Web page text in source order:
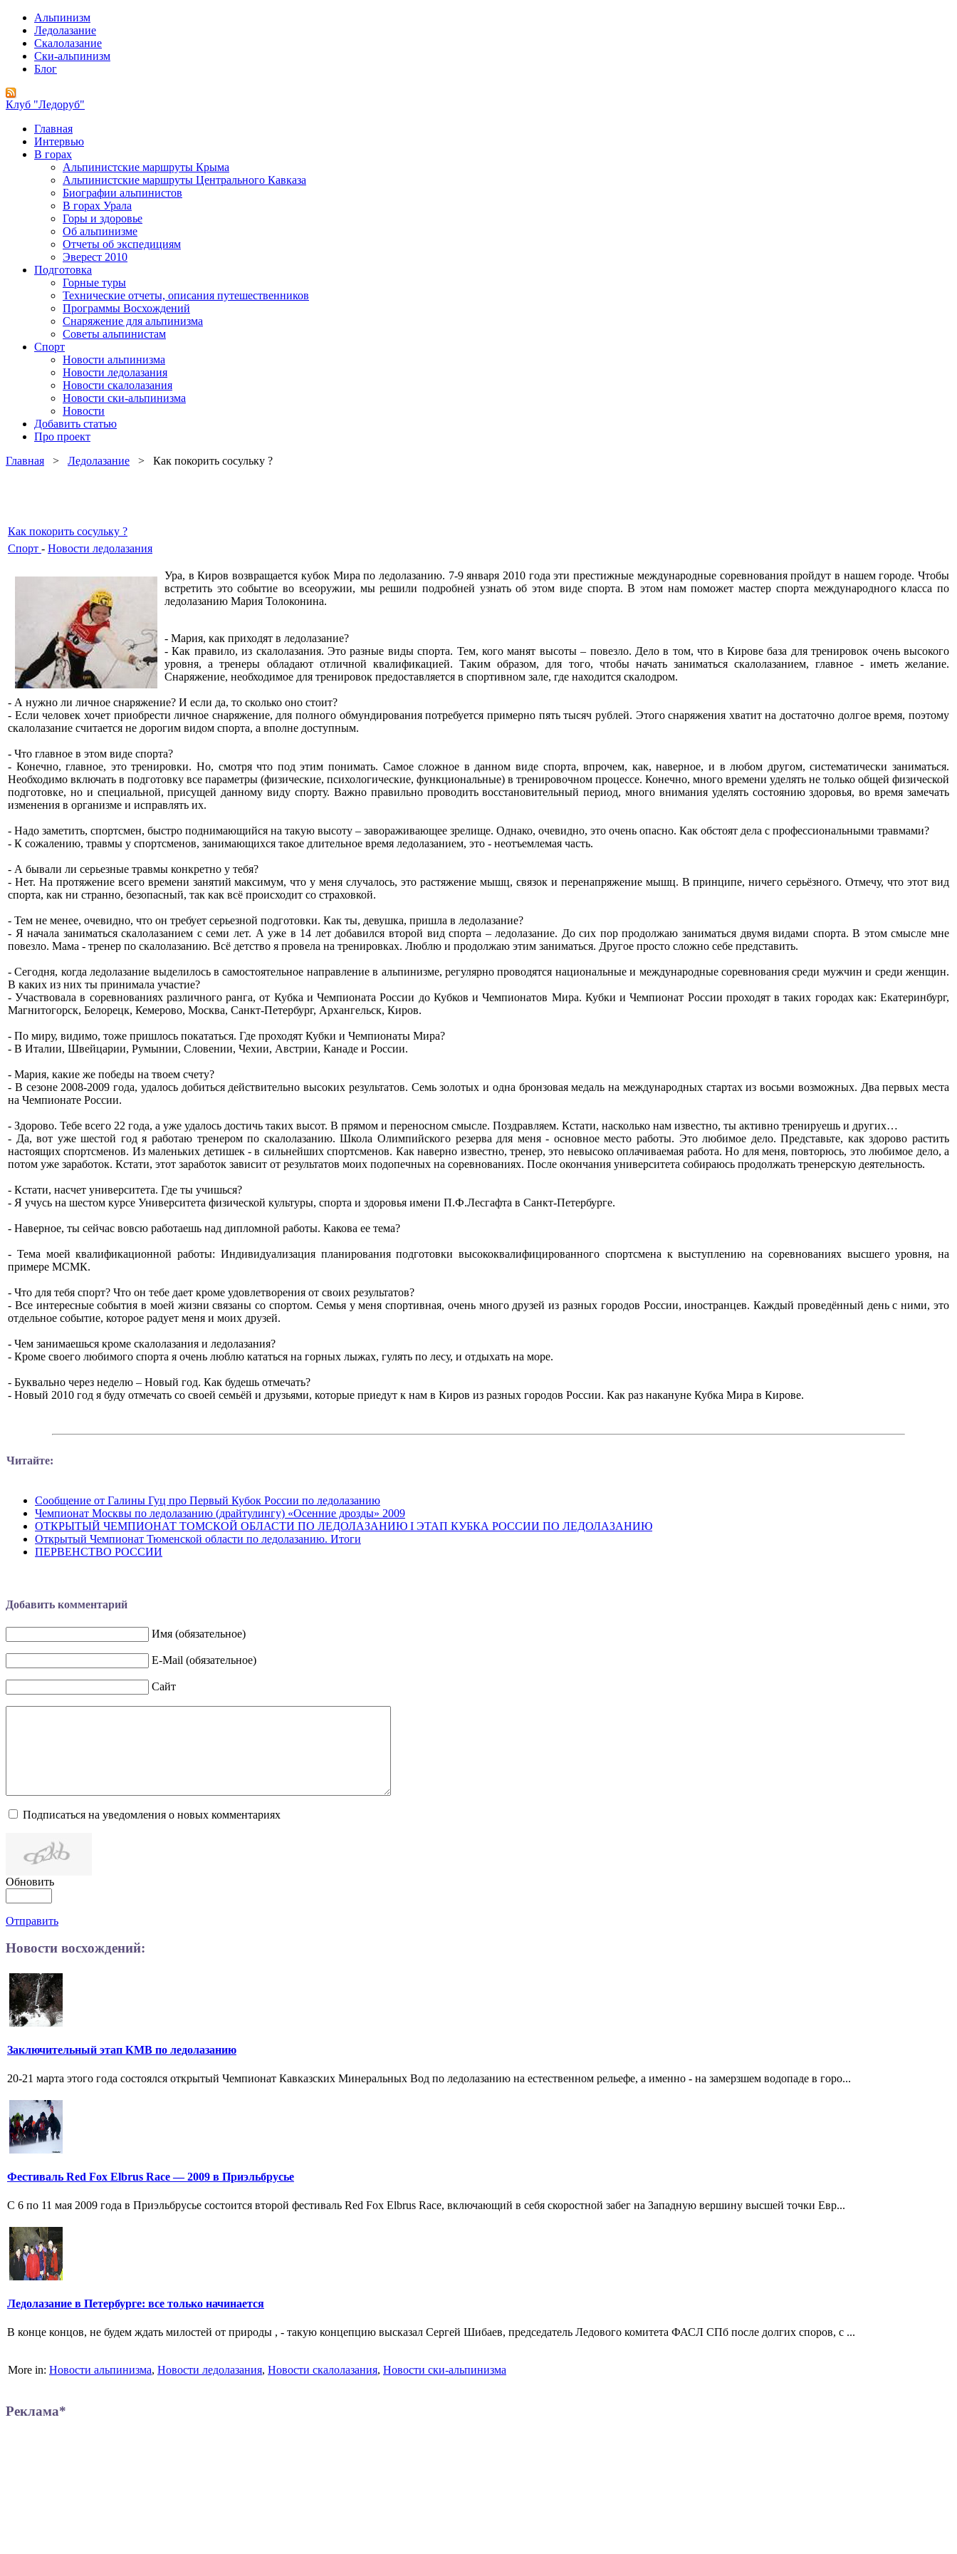
Альпинизм
Ледолазание
Скалолазание
Ски-альпинизм
Блог
Клуб "Ледоруб"
Главная
Интервью
В горах
Альпинистские маршруты Крыма
Альпинистские маршруты Центрального Кавказа
Биографии альпинистов
В горах Урала
Горы и здоровье
Об альпинизме
Отчеты об экспедициям
Эверест 2010
Подготовка
Горные туры
Технические отчеты, описания путешественников
Программы Восхождений
Снаряжение для альпинизма
Советы альпинистам
Спорт
Новости альпинизма
Новости ледолазания
Новости скалолазания
Новости ски-альпинизма
Новости
Добавить статью
Про проект
Главная > Ледолазание > Как покорить сосульку ?
Как покорить сосульку ?
Спорт - Новости ледолазания
Ура, в Киров возвращается кубок Мира по ледолазанию. 7-9 января 2010 года эти престижные международные соревнования пройдут в нашем городе. Чтобы
встретить это событие во всеоружии, мы решили подробней узнать об этом виде спорта. В этом нам поможет мастер спорта международного класса по
ледолазанию Мария Толоконина.
- Мария, как приходят в ледолазание?
- Как правило, из скалолазания. Это разные виды спорта. Тем, кого манят высоты – повезло. Дело в том, что в Кирове база для тренировок очень высокого
уровня, а тренеры обладают отличной квалификацией. Таким образом, для того, чтобы начать заниматься скалолазанием, главное - иметь желание.
Снаряжение, необходимое для тренировок предоставляется в спортивном зале, где находится скалодром.
- А нужно ли личное снаряжение? И если да, то сколько оно стоит?
- Если человек хочет приобрести личное снаряжение, для полного обмундирования потребуется примерно пять тысяч рублей. Этого снаряжения хватит на достаточно долгое время, поэтому
скалолазание считается не дорогим видом спорта, а вполне доступным.
- Что главное в этом виде спорта?
- Конечно, главное, это тренировки. Но, смотря что под этим понимать. Самое сложное в данном виде спорта, впрочем, как, наверное, и в любом другом, систематически заниматься.
Необходимо включать в подготовку все параметры (физические, психологические, функциональные) в тренировочном процессе. Конечно, много времени уделять не только общей физической
подготовке, но и специальной, присущей данному виду спорту. Важно правильно проводить восстановительный период, много внимания уделять состоянию здоровья, во время замечать
изменения в организме и исправлять их.
- Надо заметить, спортсмен, быстро поднимающийся на такую высоту – завораживающее зрелище. Однако, очевидно, это очень опасно. Как обстоят дела с профессиональными травмами?
- К сожалению, травмы у спортсменов, занимающихся такое длительное время ледолазанием, это - неотъемлемая часть.
- А бывали ли серьезные травмы конкретно у тебя?
- Нет. На протяжение всего времени занятий максимум, что у меня случалось, это растяжение мышц, связок и перенапряжение мышц. В принципе, ничего серьёзного. Отмечу, что этот вид
спорта, как ни странно, безопасный, так как всё происходит со страховкой.
- Тем не менее, очевидно, что он требует серьезной подготовки. Как ты, девушка, пришла в ледолазание?
- Я начала заниматься скалолазанием с семи лет. А уже в 14 лет добавился второй вид спорта – ледолазание. До сих пор продолжаю заниматься двумя видами спорта. В этом смысле мне
повезло. Мама - тренер по скалолазанию. Всё детство я провела на тренировках. Люблю и продолжаю этим заниматься. Другое просто сложно себе представить.
- Сегодня, когда ледолазание выделилось в самостоятельное направление в альпинизме, регулярно проводятся национальные и международные соревнования среди мужчин и среди женщин.
В каких из них ты принимала участие?
- Участвовала в соревнованиях различного ранга, от Кубка и Чемпионата России до Кубков и Чемпионатов Мира. Кубки и Чемпионат России проходят в таких городах как: Екатеринбург,
Магнитогорск, Белорецк, Кемерово, Москва, Санкт-Петербург, Архангельск, Киров.
- По миру, видимо, тоже пришлось покататься. Где проходят Кубки и Чемпионаты Мира?
- В Италии, Швейцарии, Румынии, Словении, Чехии, Австрии, Канаде и России.
- Мария, какие же победы на твоем счету?
- В сезоне 2008-2009 года, удалось добиться действительно высоких результатов. Семь золотых и одна бронзовая медаль на международных стартах из восьми возможных. Два первых места
на Чемпионате России.
- Здорово. Тебе всего 22 года, а уже удалось достичь таких высот. В прямом и переносном смысле. Поздравляем. Кстати, насколько нам известно, ты активно тренируешь и других…
- Да, вот уже шестой год я работаю тренером по скалолазанию. Школа Олимпийского резерва для меня - основное место работы. Это любимое дело. Представьте, как здорово растить
настоящих спортсменов. Из маленьких детишек - в сильнейших спортсменов. Как наверно известно, тренер, это невысоко оплачиваемая работа. Но для меня, повторюсь, это любимое дело, а
потом уже заработок. Кстати, этот заработок зависит от результатов моих подопечных на соревнованиях. После окончания университета собираюсь продолжать тренерскую деятельность.
- Кстати, насчет университета. Где ты учишься?
- Я учусь на шестом курсе Университета физической культуры, спорта и здоровья имени П.Ф.Лесгафта в Санкт-Петербурге.
- Наверное, ты сейчас вовсю работаешь над дипломной работы. Какова ее тема?
- Тема моей квалификационной работы: Индивидуализация планирования подготовки высококвалифицированного спортсмена к выступлению на соревнованиях высшего уровня, на
примере МСМК.
- Что для тебя спорт? Что он тебе дает кроме удовлетворения от своих результатов?
- Все интересные события в моей жизни связаны со спортом. Семья у меня спортивная, очень много друзей из разных городов России, иностранцев. Каждый проведённый день с ними, это
отдельное событие, которое радует меня и моих друзей.
- Чем занимаешься кроме скалолазания и ледолазания?
- Кроме своего любимого спорта я очень люблю кататься на горных лыжах, гулять по лесу, и отдыхать на море.
- Буквально через неделю – Новый год. Как будешь отмечать?
- Новый 2010 год я буду отмечать со своей семьёй и друзьями, которые приедут к нам в Киров из разных городов России. Как раз накануне Кубка Мира в Кирове.
Читайте:
Сообщение от Галины Гуц про Первый Кубок России по ледолазанию
Чемпионат Москвы по ледолазанию (драйтулингу) «Осенние дрозды» 2009
ОТКРЫТЫЙ ЧЕМПИОНАТ ТОМСКОЙ ОБЛАСТИ ПО ЛЕДОЛАЗАНИЮ I ЭТАП КУБКА РОССИИ ПО ЛЕДОЛАЗАНИЮ
Открытый Чемпионат Тюменской области по ледолазанию. Итоги
ПЕРВЕНСТВО РОССИИ
Добавить комментарий
Имя (обязательное)
E-Mail (обязательное)
Сайт
Подписаться на уведомления о новых комментариях
Обновить
Отправить
Новости восхождений:
Заключительный этап КМВ по ледолазанию
20-21 марта этого года состоялся открытый Чемпионат Кавказских Минеральных Вод по ледолазанию на естественном рельефе, а именно - на замерзшем водопаде в горо...
Фестиваль Red Fox Elbrus Race — 2009 в Приэльбрусье
С 6 по 11 мая 2009 года в Приэльбрусье состоится второй фестиваль Red Fox Elbrus Race, включающий в себя скоростной забег на Западную вершину высшей точки Евр...
Ледолазание в Петербурге: все только начинается
В конце концов, не будем ждать милостей от природы , - такую концепцию высказал Сергей Шибаев, председатель Ледового комитета ФАСЛ СПб после долгих споров, с ...
More in: Новости альпинизма, Новости ледолазания, Новости скалолазания, Новости ски-альпинизма
Реклама*